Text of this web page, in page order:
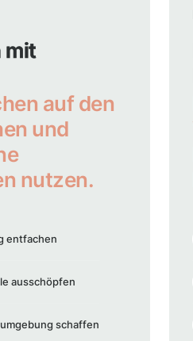
mit
auf den
und
nutzen.
entfachen
ausschöpfen
schaffen